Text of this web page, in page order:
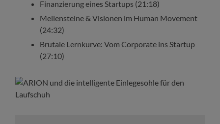
Finanzierung eines Startups (21:18)
Meilensteine & Visionen im Human Movement
(24:32)
Brutale Lernkurve: Vom Corporate ins Startup
(27:10)